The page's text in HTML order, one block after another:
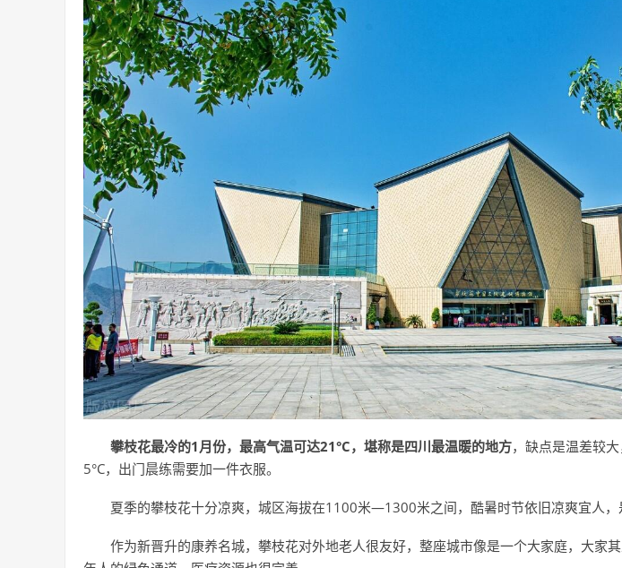
攀枝花最冷的1月份，最高气温可达21°C，堪称是四川最温暖的地方，缺点是温差较大
5°C，出门晨练需要加一件衣服。
夏季的攀枝花十分凉爽，城区海拔在1100米—1300米之间，酷暑时节依旧凉爽宜人，
作为新晋升的康养名城，攀枝花对外地老人很友好，整座城市像是一个大家庭，大家